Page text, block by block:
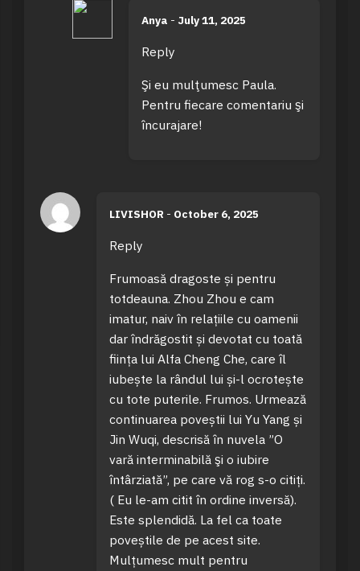
Anya - July 11, 2025
Reply
Şi eu mulţumesc Paula.
Pentru fiecare comentariu şi
încurajare!
LIVISHOR - October 6, 2025
Reply
Frumoasă dragoste și pentru
totdeauna. Zhou Zhou e cam
imatur, naiv în relațiile cu oamenii
dar îndrăgostit și devotat cu toată
ființa lui Alfa Cheng Che, care îl
iubește la rândul lui și-l ocrotește
cu tote puterile. Frumos. Urmează
continuarea poveștii lui Yu Yang și
Jin Wuqi, descrisă în nuvela ”O
vară interminabilă şi o iubire
întârziată”, pe care vă rog s-o citiți.
( Eu le-am citit în ordine inversă).
Este splendidă. La fel ca toate
poveștile de pe acest site.
Mulțumesc mult pentru